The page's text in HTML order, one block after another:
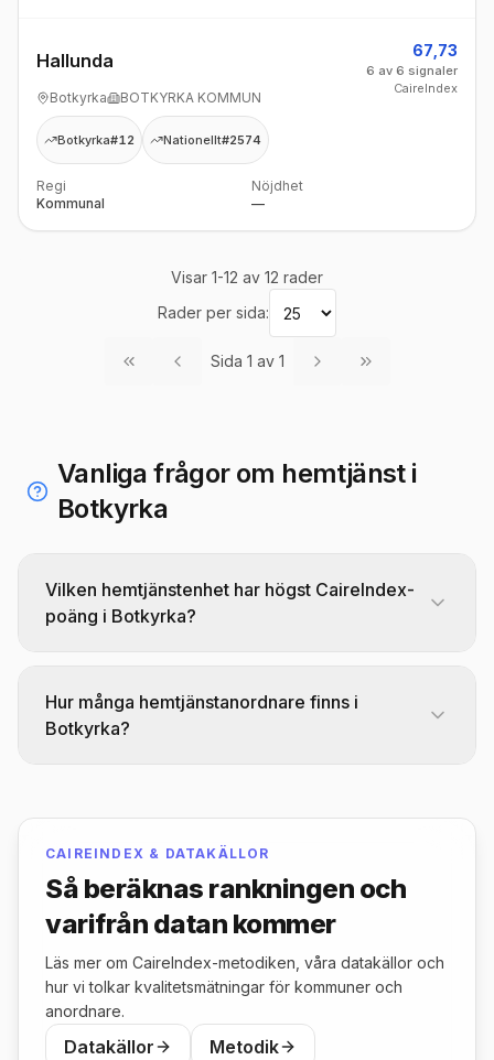
Hallunda
Botkyrka BOTKYRKA KOMMUN
67,73
6 av 6 signaler
CaireIndex
Botkyrka#12 Nationellt#2574
Regi
Kommunal
Nöjdhet
—
Visar 1-12 av 12 rader
Rader per sida:
Sida 1 av 1
Vanliga frågor om hemtjänst i
Botkyrka
Vilken hemtjänstenhet har högst CaireIndex-
poäng i Botkyrka?
hemtjänst i Botkyrka med 79,4 poäng av 100.
Det betyder inte att enheten är "bäst": poängen
Hur många hemtjänstanordnare finns i
Botkyrka?
CAIREINDEX & DATAKÄLLOR
Så beräknas rankningen och
varifrån datan kommer
Läs mer om CaireIndex-metodiken, våra datakällor och
hur vi tolkar kvalitetsmätningar för kommuner och
anordnare.
Datakällor Metodik